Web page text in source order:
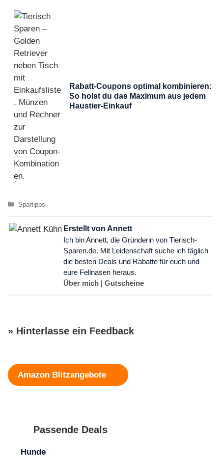
Rabatt-Coupons optimal kombinieren:
So holst du das Maximum aus jedem
Haustier-Einkauf
Kategorien
Spartipps
Erstellt von Annett
Ich bin Annett, die Gründerin von Tierisch-
Sparen.de. Mit Leidenschaft suche ich täglich
die besten Deals und Rabatte für euch und
eure Fellnasen heraus.
Über mich| Gutscheine
» Hinterlasse ein Feedback
Schreibe einen Kommentar
Amazon Blitzangebote
Passende Deals
Hunde